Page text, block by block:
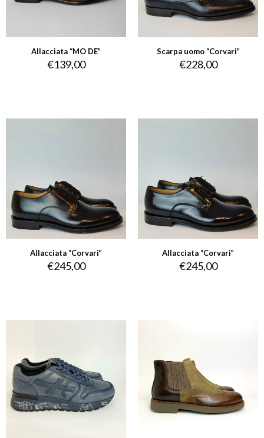
Allacciata “MO DE”
€139,00
Scarpa uomo “Corvari”
€228,00
Allacciata “Corvari”
€245,00
Allacciata “Corvari”
€245,00